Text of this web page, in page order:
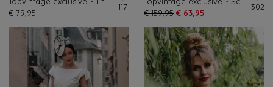
€ 79,95
117
€ 159,95 € 63,95
302